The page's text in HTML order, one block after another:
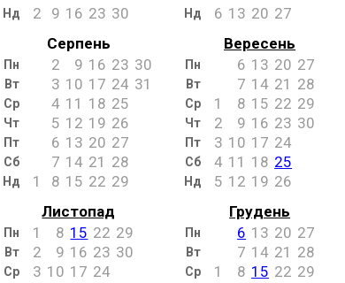
Нд 2 9 16 23 30 Нд 6 13 20 27
Серпень
Пн 2 9 16 23 30
Вт 3 10 17 24 31
Ср 4 11 18 25
Чт 5 12 19 26
Пт 6 13 20 27
Сб 7 14 21 28
Нд 1 8 15 22 29
Вересень
Пн 6 13 20 27
Вт 7 14 21 28
Ср 1 8 15 22 29
Чт 2 9 16 23 30
Пт 3 10 17 24
Сб 4 11 18 25
Нд 5 12 19 26
Листопад
Пн 1 8 15 22 29
Вт 2 9 16 23 30
Ср 3 10 17 24
Грудень
Пн 6 13 20 27
Вт 7 14 21 28
Ср 1 8 15 22 29